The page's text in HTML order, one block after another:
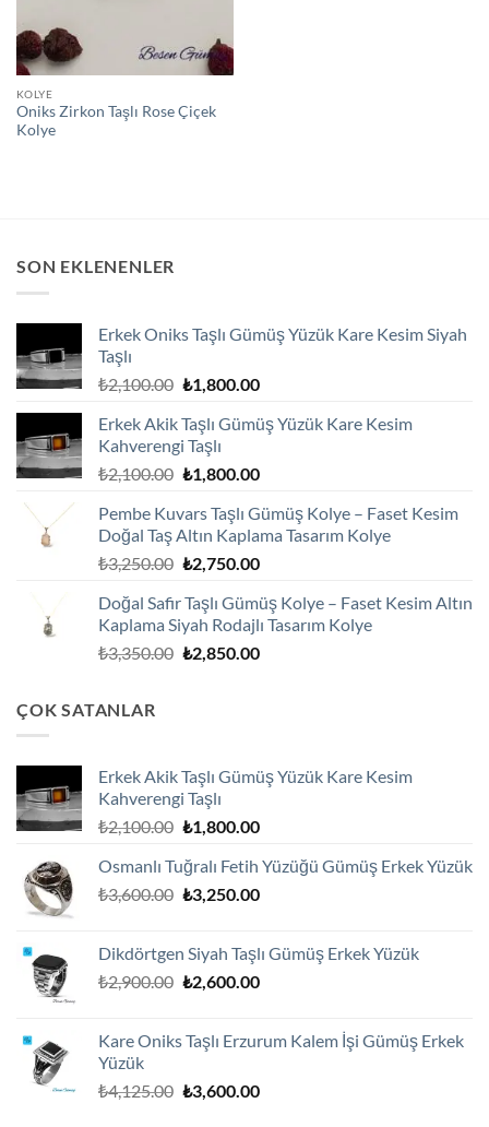
KOLYE
Oniks Zirkon Taşlı Rose Çiçek
Kolye
SON EKLENENLER
Erkek Oniks Taşlı Gümüş Yüzük Kare Kesim Siyah
Taşlı
₺2,100.00 Orijinal
₺2,100.00.
₺1,800.00Şu
fiyat:
Erkek Akik Taşlı Gümüş Yüzük Kare Kesim
Kahverengi Taşlı
₺2,100.00 Orijinal
₺2,100.00.
₺1,800.00Şu
fiyat:
₺1,800.00.
Pembe Kuvars Taşlı Gümüş Kolye – Faset Kesim
Doğal Taş Altın Kaplama Tasarım Kolye
₺3,250.00 Orijinal
₺3,250.00.
₺2,750.00Şu
fiyat:
₺2,750.00.
Doğal Safir Taşlı Gümüş Kolye – Faset Kesim Altın
Kaplama Siyah Rodajlı Tasarım Kolye
₺3,350.00 Orijinal
₺2,850.00Şu
ÇOK SATANLAR
Erkek Akik Taşlı Gümüş Yüzük Kare Kesim
Kahverengi Taşlı
₺2,100.00 Orijinal
₺2,100.00.
₺1,800.00Şu
fiyat:
₺1,800.00.
Osmanlı Tuğralı Fetih Yüzüğü Gümüş Erkek Yüzük
₺3,600.00 Orijinal
₺3,250.00Şu
₺3,250.00.
Dikdörtgen Siyah Taşlı Gümüş Erkek Yüzük
₺2,900.00 Orijinal
₺2,600.00Şu
₺2,600.00.
Kare Oniks Taşlı Erzurum Kalem İşi Gümüş Erkek
Yüzük
₺4,125.00 Orijinal
₺3,600.00Şu